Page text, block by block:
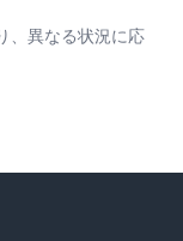
、異なる状況に応